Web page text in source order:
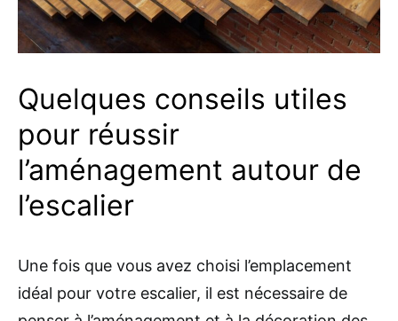
Quelques conseils utiles
pour réussir
l’aménagement autour de
l’escalier
Une fois que vous avez choisi l’emplacement
idéal pour votre escalier, il est nécessaire de